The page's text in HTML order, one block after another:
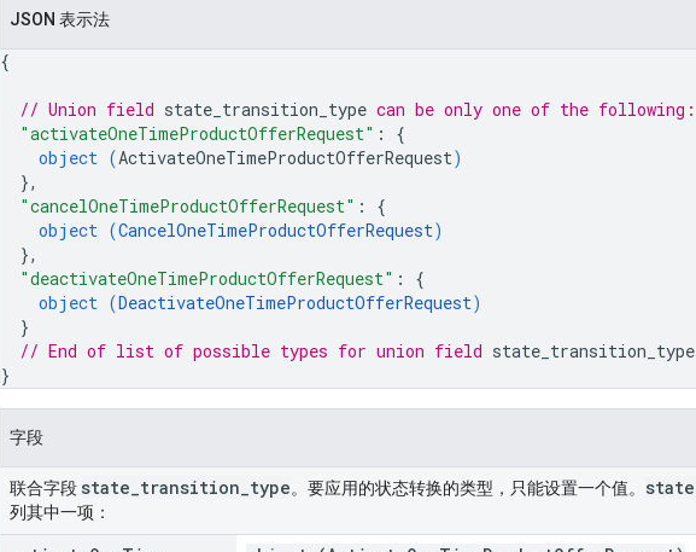
JSON 表示法
{
// Union field state_transition_type can be only one of the following:
"activateOneTimeProductOfferRequest" : {
object (ActivateOneTimeProductOfferRequest)
},
"cancelOneTimeProductOfferRequest" : {
object (CancelOneTimeProductOfferRequest)
},
"deactivateOneTimeProductOfferRequest" : {
object (DeactivateOneTimeProductOfferRequest)
}
// End of list of possible types for union field state_transition_type
}
字段
联合字段 state transition type。要应用的状态转换的类型，只能设置一个值。 state
列其中一项：